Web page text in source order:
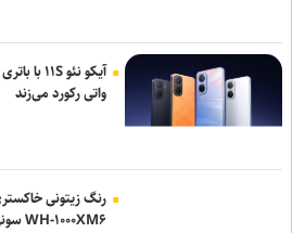
واتی رکورد می‌زند
رنگ زیتونی
WH-۱۰۰۰XM۶ سونی اضافه شد